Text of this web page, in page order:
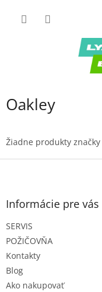
Oakley
Žiadne produkty značky
Z
Informácie pre vás
SERVIS
POŽIČOVŇA
Kontakty
Blog
Ako nakupovať